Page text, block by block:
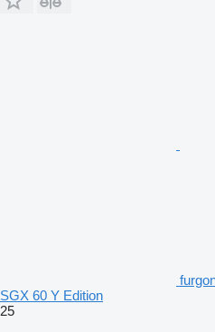
SGX 60 Y Edition
25